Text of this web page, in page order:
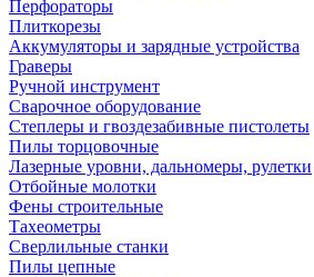
Перфораторы
Плиткорезы
Аккумуляторы и зарядные устройства
Граверы
Ручной инструмент
Сварочное оборудование
Степлеры и гвоздезабивные пистолеты
Пилы торцовочные
Лазерные уровни, дальномеры, рулетки
Отбойные молотки
Фены строительные
Тахеометры
Сверлильные станки
Пилы цепные